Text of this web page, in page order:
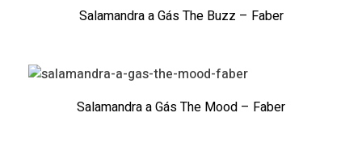
Salamandra a Gás The Buzz – Faber
Salamandra a Gás The Mood – Faber